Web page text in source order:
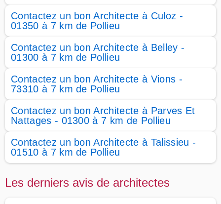
Contactez un bon Architecte à Culoz -
01350 à 7 km de Pollieu
Contactez un bon Architecte à Belley -
01300 à 7 km de Pollieu
Contactez un bon Architecte à Vions -
73310 à 7 km de Pollieu
Contactez un bon Architecte à Parves Et
Nattages - 01300 à 7 km de Pollieu
Contactez un bon Architecte à Talissieu -
01510 à 7 km de Pollieu
Les derniers avis de architectes